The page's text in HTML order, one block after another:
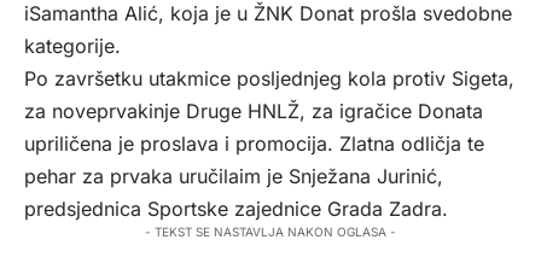
iSamantha Alić, koja je u ŽNK Donat prošla svedobne
kategorije.
Po završetku utakmice posljednjeg kola protiv Sigeta,
za noveprvakinje Druge HNLŽ, za igračice Donata
upriličena je proslava i promocija. Zlatna odličja te
pehar za prvaka uručilaim je Snježana Jurinić,
predsjednica Sportske zajednice Grada Zadra.
- TEKST SE NASTAVLJA NAKON OGLASA -